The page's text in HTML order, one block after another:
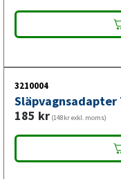
3210004
185 kr (148kr exkl. moms)